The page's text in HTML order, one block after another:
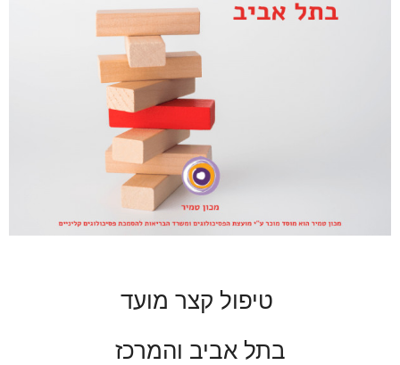
טיפול קצר מועד
בתל אביב והמרכז